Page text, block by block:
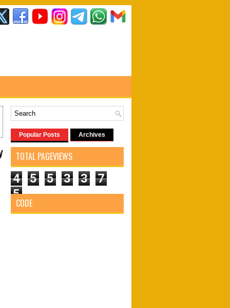
Popular Posts Archives
TOTAL PAGEVIEWS
4 5 5 3 3
7
5
CODE